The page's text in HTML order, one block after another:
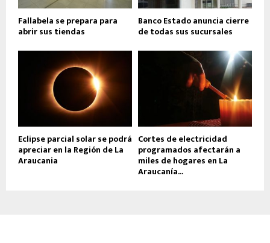
Fallabela se prepara para
abrir sus tiendas
Banco Estado anuncia cierre
de todas sus sucursales
Eclipse parcial solar se podrá
apreciar en la Región de La
Araucania
Cortes de electricidad
programados afectarán a
miles de hogares en La
Araucanía...